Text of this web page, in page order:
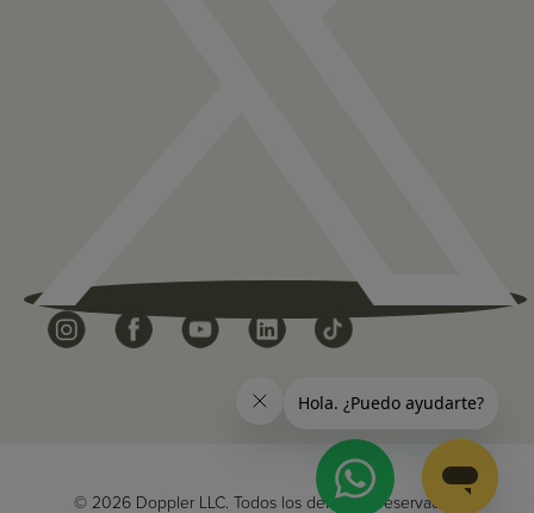
© 2026 Doppler LLC. Todos los derechos reservados.